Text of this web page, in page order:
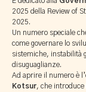
2025 della Review of
2025.
Un numero speciale
come governare lo
sistemiche, instabilità
disuguaglianze.
Ad aprire il numero è
Kotsur, che introduce